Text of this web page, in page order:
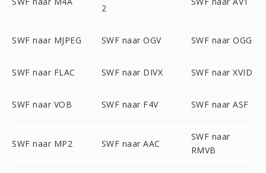
2
SWF naar MJPEG SWF naar OGV SWF naar OGG
SWF naar FLAC SWF naar DIVX SWF naar XVID
SWF naar VOB SWF naar F4V SWF naar ASF
SWF naar MP2 SWF naar AAC
SWF naar
RMVB